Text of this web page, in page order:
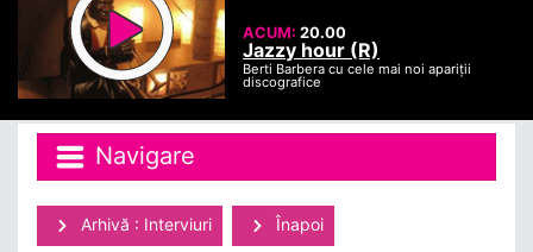
ACUM:20.00
Jazzy hour (R)
Berti Barbera cu cele mai noi apariții
discografice
Navigare
Arhivă : Interviuri Înapoi